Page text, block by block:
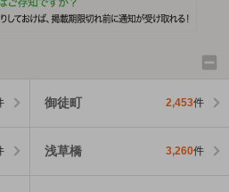
御徒町 2,453件
浅草橋 3,260件